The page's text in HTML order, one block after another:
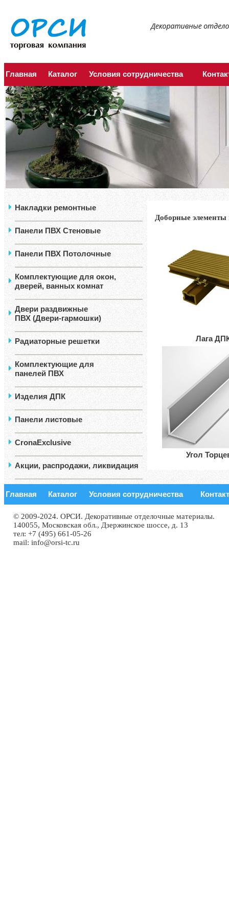
Главная Каталог Условия сотрудничества
Накладки ремонтные
Панели ПВХ Стеновые
Панели ПВХ Потолочные
Комплектующие для окон,
дверей, ванных комнат
Двери раздвижные
ПВХ (Двери-гармошки)
Радиаторные решетки
Комплектующие для
панелей ПВХ
Изделия ДПК
Панели листовые
CronaExclusive
Акции, распродажи, ликвидация
Доборные элементы
Лага
Угол
Главная Каталог Условия сотрудничества
© 2009-2024. ОРСИ. Декоративные отделочные материалы.
140055, Московская обл., Дзержинское шоссе, д. 13
тел: +7 (495) 661-05-26
mail: info@orsi-tc.ru